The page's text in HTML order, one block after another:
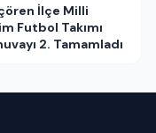
İlçe Milli
Futbol Takımı
2. Tamamladı